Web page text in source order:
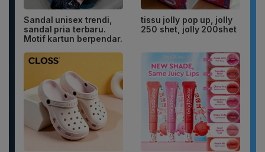
Sandal unisex trendi,
sandal pria terbaru.
Motif kartun berpendar.
tissu jolly pop up, jolly
250 shet, jolly 200shet